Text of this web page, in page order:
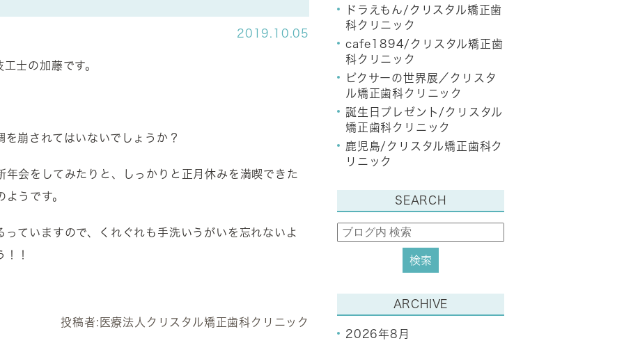
2019.10.05
士の加藤です。
崩されてはいないでしょうか？
会をしてみたりと、しっかりと正月休みを満喫できた
うです。
ていますので、くれぐれも手洗いうがいを忘れないよ
！
投稿者: 医療法人クリスタル矯正歯科クリニック
ドラえもん/クリスタル矯正歯
科クリニック
cafe1894/クリスタル矯正歯
科クリニック
ピクサーの世界展／クリスタ
ル矯正歯科クリニック
誕生日プレゼント/クリスタル
矯正歯科クリニック
鹿児島/クリスタル矯正歯科ク
リニック
SEARCH
ARCHIVE
2026年8月